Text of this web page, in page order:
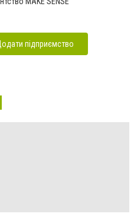
підприємство